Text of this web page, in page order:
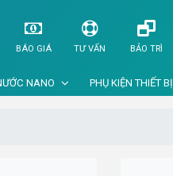
BÁO GIÁ TƯ VẤN BẢO TRÌ
NANO PHỤ KIỆN THIẾT BỊ